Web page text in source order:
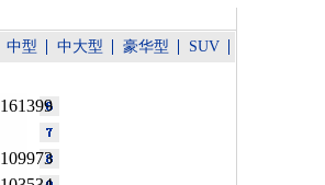
中型 中大型 豪华型 SUV
161399
109973